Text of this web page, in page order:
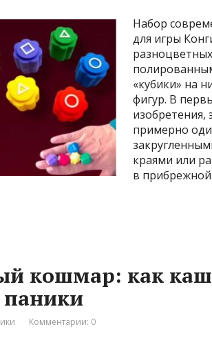
Набор
для игры
«кубики» на
фигур. В
примерно
краями или
в
кошмар: как
Комментарии: 0